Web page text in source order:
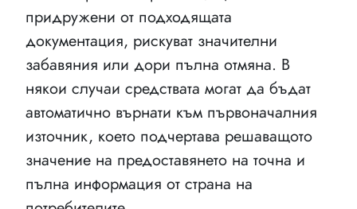
придружени от подходящата
документация, рискуват значителни
забавяния или дори пълна отмяна. В
някои случаи средствата могат да бъдат
автоматично върнати към първоначалния
източник, което подчертава решаващото
значение на предоставянето на точна и
пълна информация от страна на